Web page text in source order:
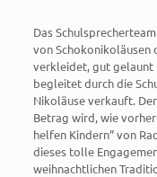
Das
von Schokonikoläusen
verkleidet, gut gelaunt
begleitet durch die
Nikoläuse verkauft.
Betrag wird, wie
helfen Kindern” von
dieses tolle
weihnachtlichen